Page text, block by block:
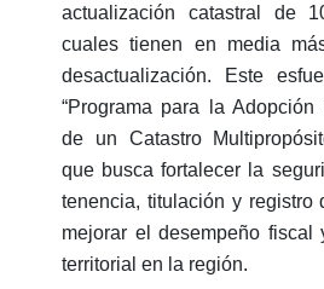
actualización catastral de
cuales tienen en media
desactualización. Este
“Programa para la Adopción
de un Catastro
que busca fortalecer la
tenencia, titulación y registro
mejorar el desempeño fiscal
territorial en la región.